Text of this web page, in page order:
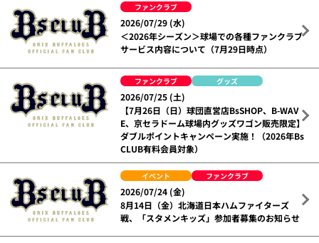
ファンクラブ
2026/07/29 (水)
＜2026年シーズン＞球場での各種ファンクラブ
サービス内容について（7月29日時点）
ファンクラブ グッズ
2026/07/25 (土)
【7月26日（日）球団直営店BsSHOP、B-WAV
E、京セラドーム球場内グッズワゴン販売限定】
ダブルポイントキャンペーン実施！（2026年Bs
CLUB有料会員対象）
イベント ファンクラブ
2026/07/24 (金)
8月14日（金）北海道日本ハムファイターズ
戦、「スタメンキッズ」参加者募集のお知らせ